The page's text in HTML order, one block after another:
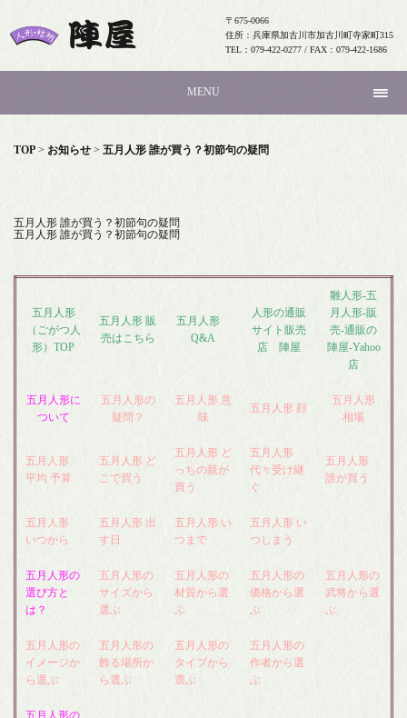
〒675-0066
住所：兵庫県加古川市加古川町寺家町315
TEL：079-422-0277 / FAX：079-422-1686
MENU
TOP > お知らせ > 五月人形 誰が買う？初節句の疑問
五月人形 誰が買う？初節句の疑問
五月人形 誰が買う？初節句の疑問
五月人形
（ごがつ人
形）TOP
五月人形 販
売はこちら
五月人形
Q&A
人形の通販
サイト販売
店 陣屋
雛人形-五
月人形-販
売-通販の
陣屋-Yahoo
店
五月人形に
ついて
五月人形の
疑問？
五月人形 意
味
五月人形 顔
五月人形
相場
五月人形
平均 予算
五月人形 ど
こで買う
五月人形 ど
っちの親が
買う
五月人形
代々受け継
ぐ
五月人形
誰が買う
五月人形
いつから
五月人形 出
す日
五月人形 い
つまで
五月人形 い
つしまう
五月人形の
選び方と
は？
五月人形の
サイズから
選ぶ
五月人形の
材質から選
ぶ
五月人形の
価格から選
ぶ
五月人形の
武将から選
ぶ
五月人形の
イメージか
ら選ぶ
五月人形の
飾る場所か
ら選ぶ
五月人形の
タイプから
選ぶ
五月人形の
作者から選
ぶ
五月人形の